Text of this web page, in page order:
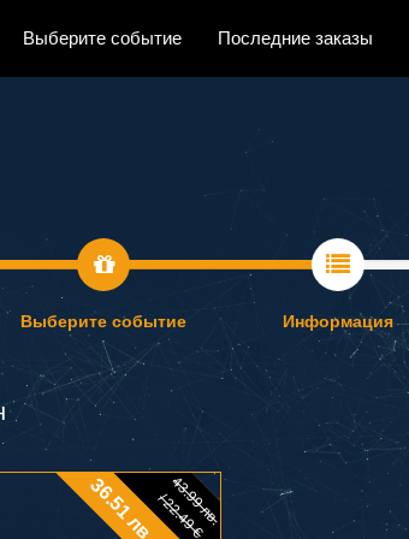
Выберите событие Последние заказы
Выберите событие Информация
43.99 лв.
/ 22.49 €